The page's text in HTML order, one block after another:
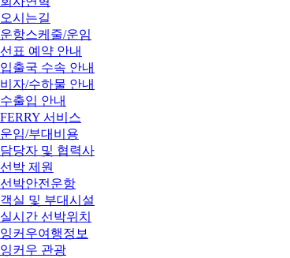
오시는길
운항스케줄/운임
선표 예약 안내
입출국 수속 안내
비자/수하물 안내
수출입 안내
FERRY 서비스
운임/부대비용
담당자 및 협력사
선박 제원
선박안전운항
객실 및 부대시설
실시간 선박위치
잉커우여행정보
잉커우 관광